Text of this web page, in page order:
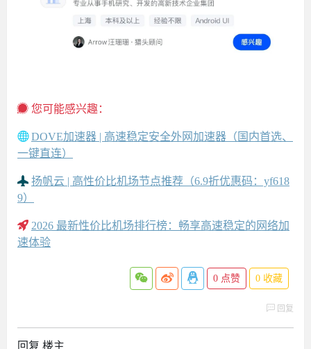
您可能感兴趣：
DOVE加速器 | 高速稳定安全外网加速器（国内首选、
一键直连）
扬帆云 | 高性价比机场节点推荐（6.9折优惠码：yf618
9）
2026 最新性价比机场排行榜：畅享高速稳定的网络加
速体验
0 点赞 0 收藏
回复
回复 楼主